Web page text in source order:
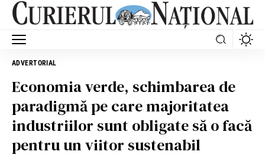
ADVERTORIAL
Economia verde, schimbarea de
paradigmă pe care majoritatea
industriilor sunt obligate să o facă
pentru un viitor sustenabil